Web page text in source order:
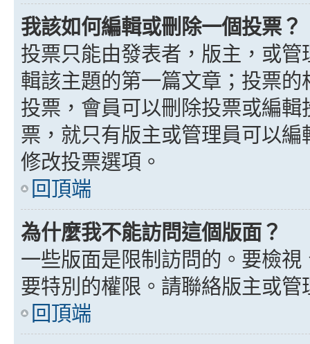
我該如何編輯或刪除一個投票？
投票只能由發表者，版主，或
輯該主題的第一篇文章；投票
投票，會員可以刪除投票或編
票，就只有版主或管理員可以
修改投票選項。
回頂端
為什麼我不能訪問這個版面？
一些版面是限制訪問的。要檢
要特別的權限。請聯絡版主或管
回頂端